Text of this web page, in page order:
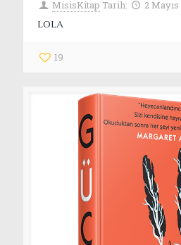
MisisKitap Tarih: 2 Mayıs
LOLA
19